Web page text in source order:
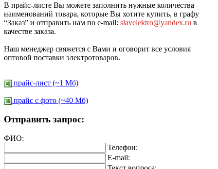
В прайс-листе Вы можете заполнить нужные количества
наименований товара, которые Вы хотите купить, в графу
“Заказ” и отправить нам по e-mail: slavelektro@yandex.ru в
качестве заказа.
Наш менеджер свяжется с Вами и оговорит все условия
оптовой поставки электротоваров.
прайс-лист (~1 Мб)
прайс c фото (~40 Мб)
Отправить запрос:
ФИО:
Телефон:
E-mail: